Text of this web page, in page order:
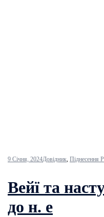
9 Січня, 2024Довідник, Піднесення
Вейї та
до н. е